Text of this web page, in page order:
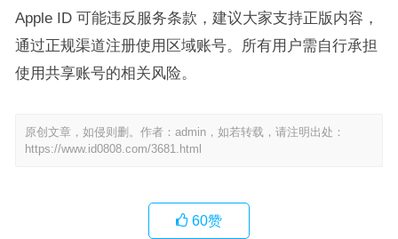
Apple ID 可能违反服务条款，建议大家支持正版内容，
通过正规渠道注册使用区域账号。所有用户需自行承担
使用共享账号的相关风险。​
原创文章，如侵则删。作者：admin，如若转载，请注明出处：
https://www.id0808.com/3681.html
60赞